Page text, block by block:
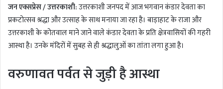
जन एक्सप्रेस / उत्तरकाशी:उत्तरकाशी जनपद में आज भगवानकंडार देवताका
प्रकटोत्सव श्रद्धा और उत्साह के साथ मनाया जा रहा है। बाड़ाहाट के राजा और
उत्तरकाशी के कोतवाल माने जाने वाले कंडार देवता के प्रति क्षेत्रवासियों की गहरी
आस्था है। उनके मंदिरों में सुबह से ही श्रद्धालुओं का तांता लगा हुआ है।
वरुणावत पर्वत से जुड़ी है आस्था